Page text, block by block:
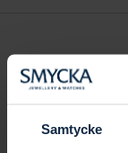
Samtycke
Alingsås
Arvidsjaur